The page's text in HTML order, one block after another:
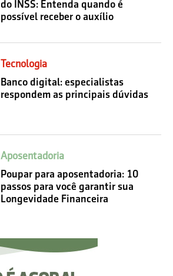
do INSS: Entenda quando é
possível receber o auxílio
Tecnologia
Banco digital: especialistas
respondem as principais dúvidas
Aposentadoria
Poupar para aposentadoria: 10
passos para você garantir sua
Longevidade Financeira